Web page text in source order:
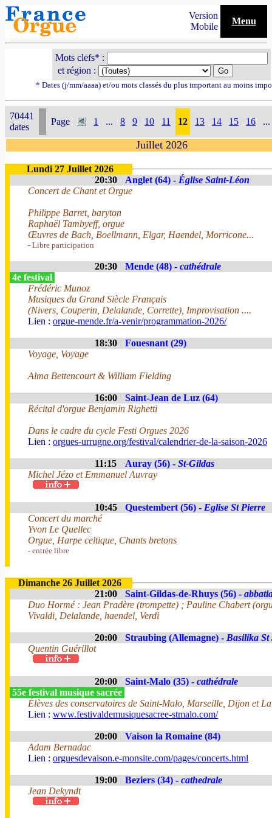
Version
Mobile
Menu
Mots clefs* :
et région :
* Dates (j/mm/aaaa) et/ou mots classés du plus important au moins
70441
dates
Page 1 ... 8 9 10 11 12 13 14 15 16 ...
Juillet 2026
Lundi 27 Juillet 2026
20:30
Anglet (64) - Église Saint-Léon
Concert de Chant et Orgue
Philippe Barret, baryton
Raphaël Tambyeff, orgue
Œuvres de Bach, Boellmann, Elgar, Haendel, Morricone...
- Libre participation
20:30 Mende (48) - cathédrale
4e festival
Frédéric Munoz
Musiques du Grand Siècle Français
(Nivers, Couperin, Delalande, Corrette), Improvisation ....
Lien : orgue-mende.fr/a-venir/programmation-2026/
18:30
Fouesnant (29)
Voyage, Voyage
Alma Bettencourt & William Fielding
16:00
Saint-Jean de Luz (64)
Récital d'orgue Benjamin Righetti
Dans le cadre du cycle Festi Orgues 2026
Lien : orgues-urrugne.org/festival/calendrier-de-la-saison-2026
11:15 Auray (56) - St-Gildas
Michel Jézo et Emmanuel Auvray
10:45 Questembert (56) - Eglise St Pierre
Concert du marché
Yvon Le Quellec
Orgue, Harpe celtique, Chants bretons
- entrée libre
Dimanche 26 Juillet 2026
21:00
Saint-Gildas-de-Rhuys (56) -
Duo Hormé : Jean Pradère (trompette) ; Pauline Chabert
Vivaldi, Delalande, haendel, Verdi
20:00 Straubing (Allemagne) - Basilika St
Quentin Guérillot
20:00 Saint-Malo (35) - cathédrale
55e festival musique sacrée
Élèves des conservatoires de Saint-Malo, Marseille, Dijon et
Lien : www.festivaldemusiquesacree-stmalo.com/
20:00
Vaison la Romaine (84)
Adam Bernadac
Lien : orguesdevaison.e-monsite.com/pages/concerts.html
19:00 Beziers (34) - cathedrale
Jean Dekyndt